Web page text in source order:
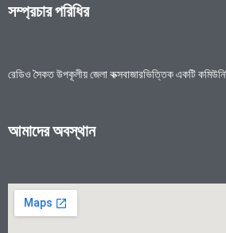
সম্প্রচার পরিধির
রেডিও সৈকত উপকূলীয় জেলা কক্সবাজারভিত্তিক একটি
আমাদের অবস্থান